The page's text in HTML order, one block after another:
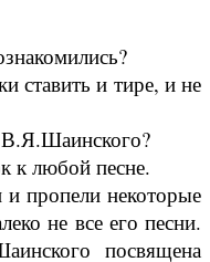
ставить и тире, и не
к любой песне.
пропели некоторые
не все его песни.
посвящена